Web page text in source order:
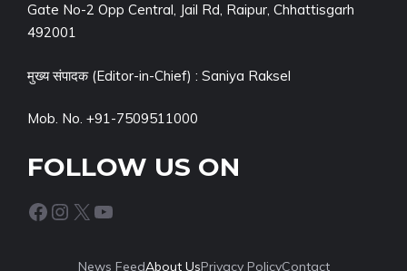
Gate No-2 Opp Central, Jail Rd, Raipur, Chhattisgarh
492001
मुख्य संपादक (Editor-in-Chief) : Saniya Raksel
Mob. No. +91-7509511000
FOLLOW US ON
Facebook Instagram X YouTube
News FeedAbout UsPrivacy PolicyContact